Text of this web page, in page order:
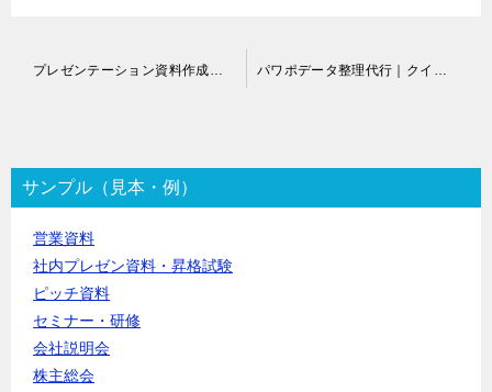
ゲ
ー
シ
サンプル（見本・例）
営業資料
社内プレゼン資料・昇格試験
ピッチ資料
セミナー・研修
会社説明会
株主総会